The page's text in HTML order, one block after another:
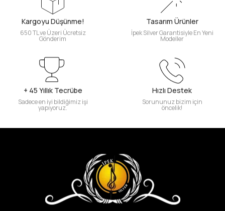
Kargoyu Düşünme!
650 TL ve Üzeri Ücretsiz
Gönderim
Tasarım Ürünler
İpek Silver Garantisiyle En Yeni
Modeller
+ 45 Yıllık Tecrübe
Sadece en iyi bildiğimiz işi
yapıyoruz.
Hızlı Destek
Sorununuz bizim için
öncelik!